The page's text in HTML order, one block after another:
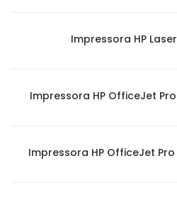
Impressora HP
Impressora HP OfficeJet
Impressora HP OfficeJet